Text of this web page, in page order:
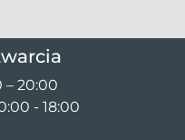
– 20:00
- 18:00